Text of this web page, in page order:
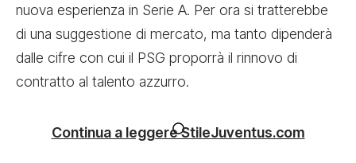
nuova esperienza in Serie A. Per ora si tratterebbe
di una suggestione di mercato, ma tanto dipenderà
dalle cifre con cui il PSG proporrà il rinnovo di
contratto al talento azzurro.
Continua a leggere StileJuventus.com